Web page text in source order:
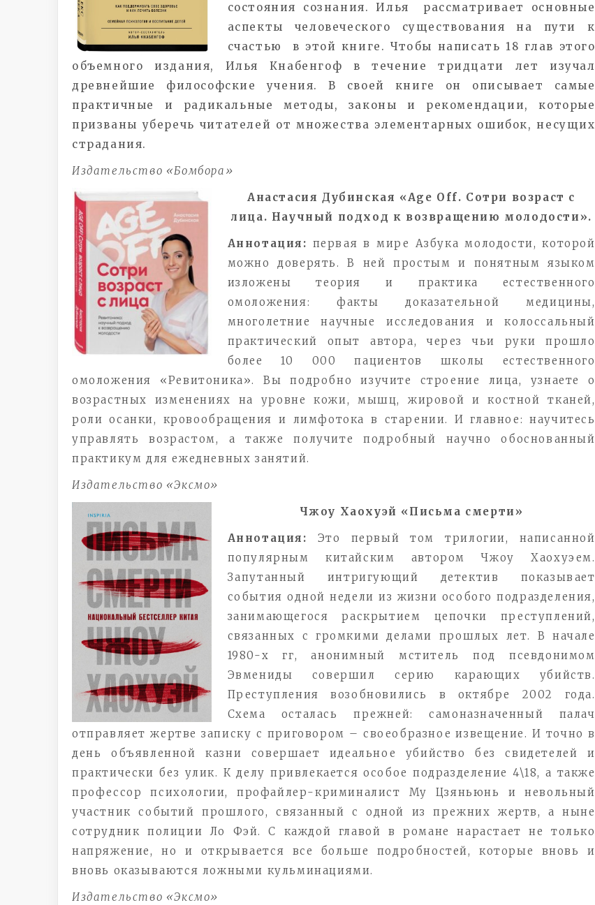
состояния сознания. Илья рассматривает основные
аспекты человеческого существования на пути к
счастью в этой книге.Чтобы написать 18 глав этого
объемного издания, Илья Кнабенгоф в течение тридцати лет изучал
древнейшие философские учения. В своей книге он описывает самые
практичные и радикальные методы, законы и рекомендации, которые
призваны уберечь читателей от множества элементарных ошибок, несущих
страдания.
Издательство «Бомбора»
Анастасия Дубинская «Age Off. Сотри возраст с
лица. Научный подход к возвращению молодости».
Аннотация: первая в мире Азбука молодости, которой
можно доверять. В ней простым и понятным языком
изложены теория и практика естественного
омоложения: факты доказательной медицины,
многолетние научные исследования и колоссальный
практический опыт автора, через чьи руки прошло
более 10 000 пациентов школы естественного
омоложения «Ревитоника». Вы подробно изучите строение лица, узнаете о
возрастных изменениях на уровне кожи, мышц, жировой и костной тканей,
роли осанки, кровообращения и лимфотока в старении. И главное: научитесь
управлять возрастом, а также получите подробный научно обоснованный
практикум для ежедневных занятий.
Издательство «Эксмо»
Чжоу Хаохуэй «Письма смерти»
Аннотация: Это первый том трилогии, написанной
популярным китайским автором Чжоу Хаохуэем.
Запутанный интригующий детектив показывает
события одной недели из жизни особого подразделения,
занимающегося раскрытием цепочки преступлений,
связанных с громкими делами прошлых лет. В начале
1980-х гг, анонимный мститель под псевдонимом
Эвмениды совершил серию карающих убийств.
Преступления возобновились в октябре 2002 года.
Схема осталась прежней: самоназначенный палач
отправляет жертве записку с приговором – своеобразное извещение. И точно в
день объявленной казни совершает идеальное убийство без свидетелей и
практически без улик. К делу привлекается особое подразделение 4\18, а также
профессор психологии, профайлер-криминалист Му Цзяньюнь и невольный
участник событий прошлого, связанный с одной из прежних жертв, а ныне
сотрудник полиции Ло Фэй. С каждой главой в романе нарастает не только
напряжение, но и открывается все больше подробностей, которые вновь и
вновь оказываются ложными кульминациями.
Издательство «Эксмо»